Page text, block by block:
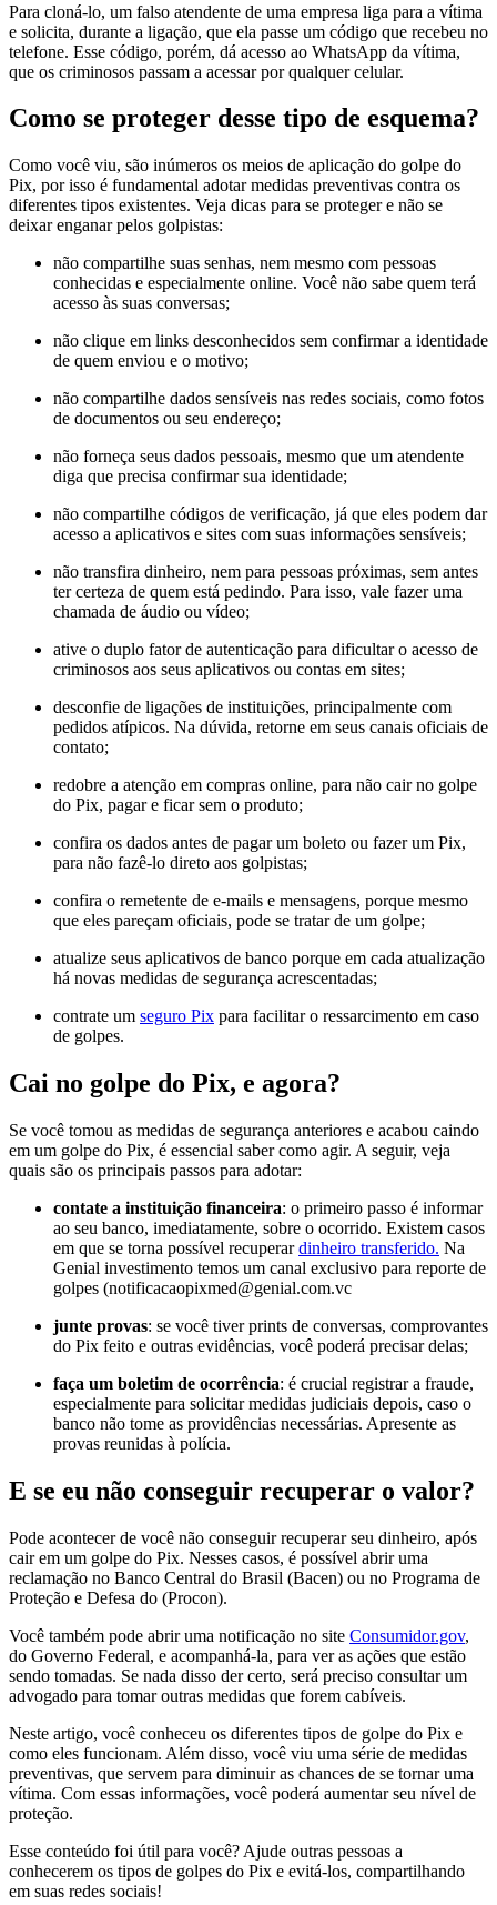
Para cloná-lo, um falso atendente de uma empresa liga para a vítima
e solicita, durante a ligação, que ela passe um código que recebeu no
telefone. Esse código, porém, dá acesso ao WhatsApp da vítima,
que os criminosos passam a acessar por qualquer celular.
Como se proteger desse tipo de esquema?
Como você viu, são inúmeros os meios de aplicação do golpe do
Pix, por isso é fundamental adotar medidas preventivas contra os
diferentes tipos existentes. Veja dicas para se proteger e não se
deixar enganar pelos golpistas:
não compartilhe suas senhas, nem mesmo com pessoas
conhecidas e especialmente online. Você não sabe quem terá
acesso às suas conversas;
não clique em links desconhecidos sem confirmar a identidade
de quem enviou e o motivo;
não compartilhe dados sensíveis nas redes sociais, como fotos
de documentos ou seu endereço;
não forneça seus dados pessoais, mesmo que um atendente
diga que precisa confirmar sua identidade;
não compartilhe códigos de verificação, já que eles podem dar
acesso a aplicativos e sites com suas informações sensíveis;
não transfira dinheiro, nem para pessoas próximas, sem antes
ter certeza de quem está pedindo. Para isso, vale fazer uma
chamada de áudio ou vídeo;
ative o duplo fator de autenticação para dificultar o acesso de
criminosos aos seus aplicativos ou contas em sites;
desconfie de ligações de instituições, principalmente com
pedidos atípicos. Na dúvida, retorne em seus canais oficiais de
contato;
redobre a atenção em compras online, para não cair no golpe
do Pix, pagar e ficar sem o produto;
confira os dados antes de pagar um boleto ou fazer um Pix,
para não fazê-lo direto aos golpistas;
confira o remetente de e-mails e mensagens, porque mesmo
que eles pareçam oficiais, pode se tratar de um golpe;
atualize seus aplicativos de banco porque em cada atualização
há novas medidas de segurança acrescentadas;
contrate um seguro Pix para facilitar o ressarcimento em caso
de golpes.
Cai no golpe do Pix, e agora?
Se você tomou as medidas de segurança anteriores e acabou caindo
em um golpe do Pix, é essencial saber como agir. A seguir, veja
quais são os principais passos para adotar:
contate a instituição financeira: o primeiro passo é informar
ao seu banco, imediatamente, sobre o ocorrido. Existem casos
em que se torna possível recuperardinheiro transferido. Na
Genial investimento temos um canal exclusivo para reporte de
golpes (notificacaopixmed@genial.com.vc
junte provas: se você tiver prints de conversas, comprovantes
do Pix feito e outras evidências, você poderá precisar delas;
faça um boletim de ocorrência: é crucial registrar a fraude,
especialmente para solicitar medidas judiciais depois, caso o
banco não tome as providências necessárias. Apresente as
provas reunidas à polícia.
E se eu não conseguir recuperar o valor?
Pode acontecer de você não conseguir recuperar seu dinheiro, após
cair em um golpe do Pix. Nesses casos, é possível abrir uma
reclamação no Banco Central do Brasil (Bacen) ou no Programa de
Proteção e Defesa do (Procon).
Você também pode abrir uma notificação no site Consumidor.gov,
do Governo Federal, e acompanhá-la, para ver as ações que estão
sendo tomadas. Se nada disso der certo, será preciso consultar um
advogado para tomar outras medidas que forem cabíveis.
Neste artigo, você conheceu os diferentes tipos de golpe do Pix e
como eles funcionam. Além disso, você viu uma série de medidas
preventivas, que servem para diminuir as chances de se tornar uma
vítima. Com essas informações, você poderá aumentar seu nível de
proteção.
Esse conteúdo foi útil para você? Ajude outras pessoas a
conhecerem os tipos de golpes do Pix e evitá-los, compartilhando
em suas redes sociais!